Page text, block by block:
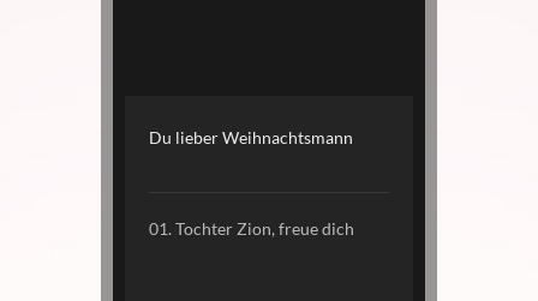
Du lieber Weihnachtsmann
01. Tochter Zion, freue dich